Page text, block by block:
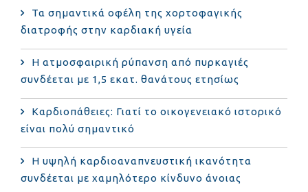
Τα σημαντικά οφέλη της χορτοφαγικής
διατροφής στην καρδιακή υγεία
Η ατμοσφαιρική ρύπανση από πυρκαγιές
συνδέεται με 1,5 εκατ. θανάτους ετησίως
Καρδιοπάθειες: Γιατί το οικογενειακό ιστορικό
είναι πολύ σημαντικό
Η υψηλή καρδιοαναπνευστική ικανότητα
συνδέεται με χαμηλότερο κίνδυνο άνοιας